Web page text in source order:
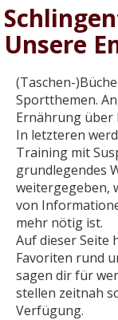
Unsere
(Taschen-
Sportthemen.
Ernährung über
In letzteren
Training mit
grundlegendes
weitergegeben,
von
mehr nötig ist.
Auf dieser Seite
Favoriten rund
sagen dir für
stellen zeitnah
Verfügung.